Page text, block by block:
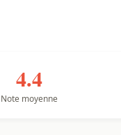
4.4
Note moyenne